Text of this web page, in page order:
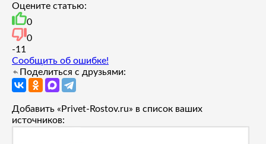
Оцените статью:
0
0
-1 1
Сообщить об ошибке!
Поделиться с друзьями:
Добавить «Privet-Rostov.ru» в список ваших
источников: